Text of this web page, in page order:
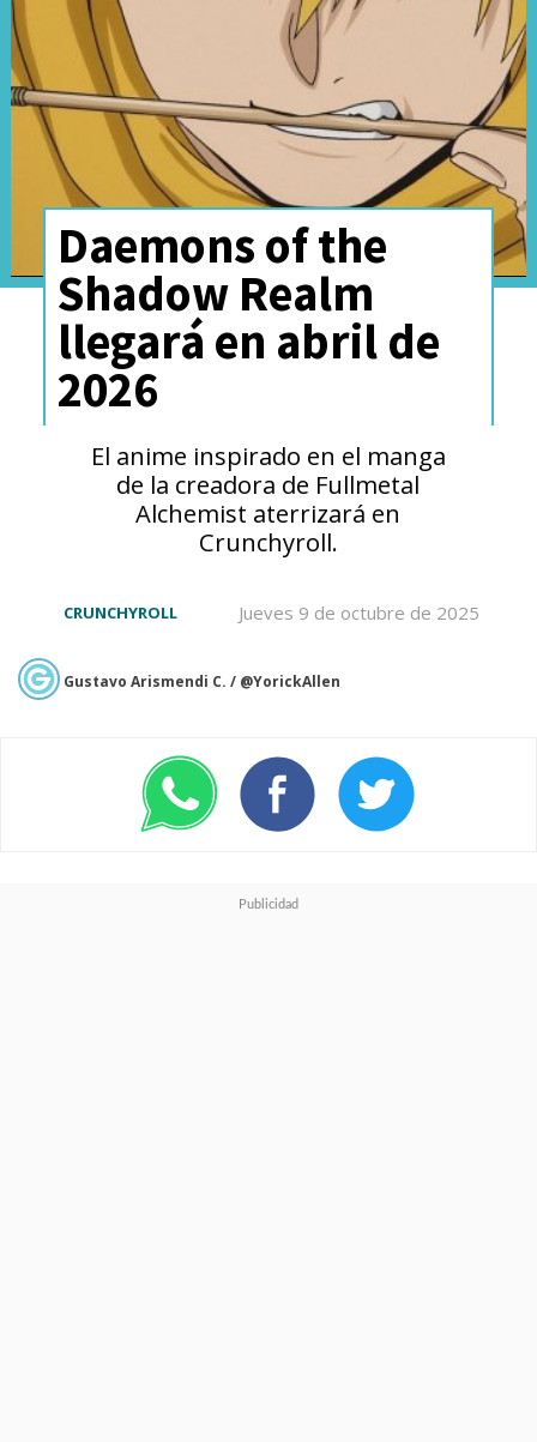
Daemons of the
Shadow Realm
llegará en abril de
2026
El anime inspirado en el manga
de la creadora de Fullmetal
Alchemist aterrizará en
Crunchyroll.
Jueves 9 de octubre de 2025
CRUNCHYROLL
Gustavo Arismendi C. / @YorickAllen